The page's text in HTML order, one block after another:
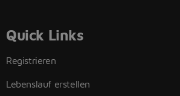
Quick Links
Registrieren
Lebenslauf erstellen